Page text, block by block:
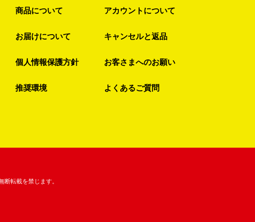
商品について アカウントについて
お届けについて キャンセルと返品
個人情報保護方針 お客さまへのお願い
推奨環境 よくあるご質問
転載を禁じます。